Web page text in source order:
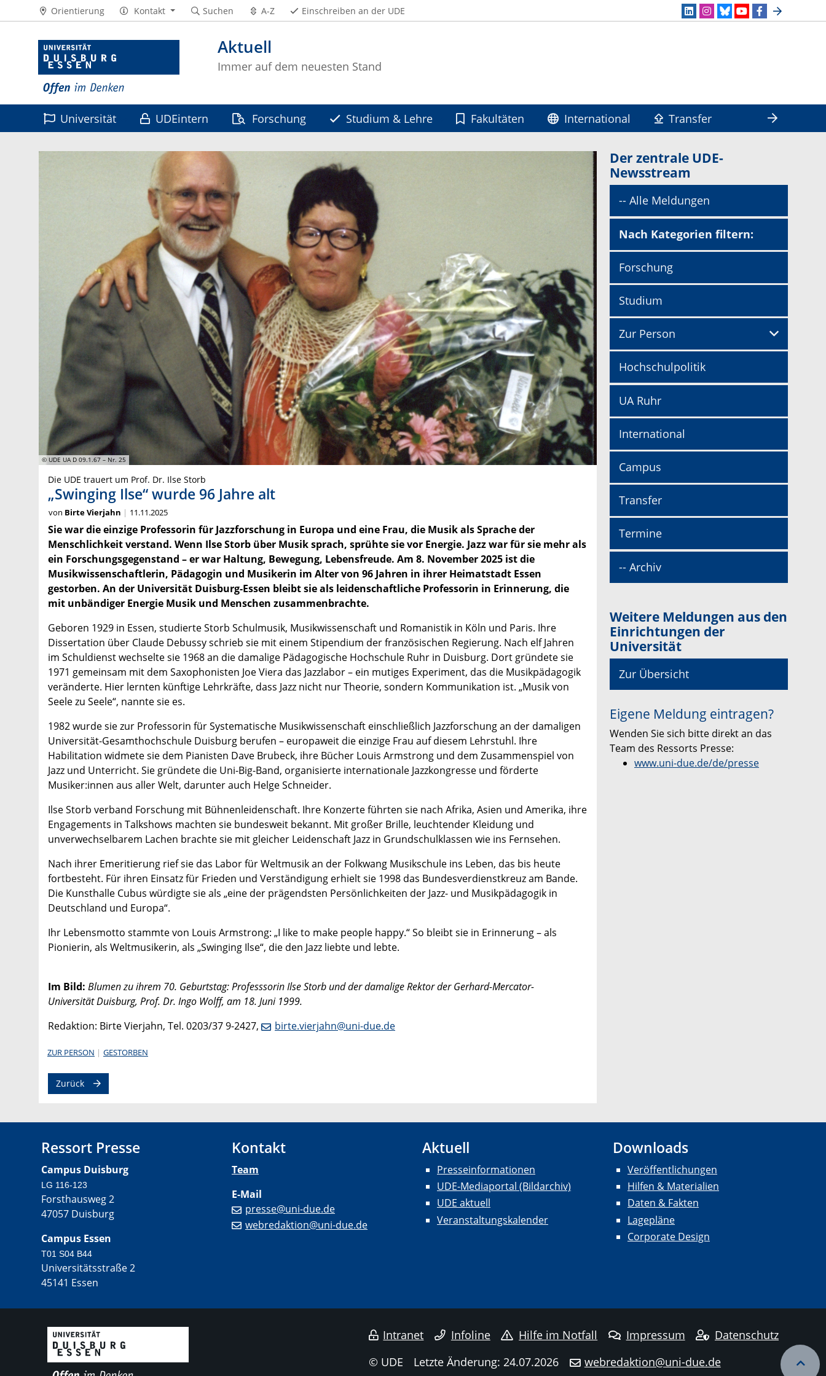
Aktuell
Immer auf dem neuesten Stand
Orientierung Kontakt Suchen A-Z Einschreiben an der UDE
Universität UDEintern Forschung Studium & Lehre Fakultäten International
Transfer
© UDE UA D 09.1.67 – Nr. 25
Die UDE trauert um Prof. Dr. Ilse Storb
„Swinging Ilse“ wurde 96 Jahre alt
von Birte Vierjahn 11.11.2025
Sie war die einzige Professorin für Jazzforschung in Europa und eine Frau, die Musik als Sprache der
Menschlichkeit verstand. Wenn Ilse Storb über Musik sprach, sprühte sie vor Energie. Jazz war für sie mehr als
ein Forschungsgegenstand – er war Haltung, Bewegung, Lebensfreude. Am 8. November 2025 ist die
Musikwissenschaftlerin, Pädagogin und Musikerin im Alter von 96 Jahren in ihrer Heimatstadt Essen
gestorben. An der Universität Duisburg-Essen bleibt sie als leidenschaftliche Professorin in Erinnerung, die
mit unbändiger Energie Musik und Menschen zusammenbrachte.
Geboren 1929 in Essen, studierte Storb Schulmusik, Musikwissenschaft und Romanistik in Köln und Paris. Ihre
Dissertation über Claude Debussy schrieb sie mit einem Stipendium der französischen Regierung. Nach elf Jahren
im Schuldienst wechselte sie 1968 an die damalige Pädagogische Hochschule Ruhr in Duisburg. Dort gründete sie
1971 gemeinsam mit dem Saxophonisten Joe Viera das Jazzlabor – ein mutiges Experiment, das die Musikpädagogik
veränderte. Hier lernten künftige Lehrkräfte, dass Jazz nicht nur Theorie, sondern Kommunikation ist. „Musik von
Seele zu Seele“, nannte sie es.
1982 wurde sie zur Professorin für Systematische Musikwissenschaft einschließlich Jazzforschung an der damaligen
Universität-Gesamthochschule Duisburg berufen – europaweit die einzige Frau auf diesem Lehrstuhl. Ihre
Habilitation widmete sie dem Pianisten Dave Brubeck, ihre Bücher Louis Armstrong und dem Zusammenspiel von
Jazz und Unterricht. Sie gründete die Uni-Big-Band, organisierte internationale Jazzkongresse und förderte
Musiker:innen aus aller Welt, darunter auch Helge Schneider.
Ilse Storb verband Forschung mit Bühnenleidenschaft. Ihre Konzerte führten sie nach Afrika, Asien und Amerika, ihre
Engagements in Talkshows machten sie bundesweit bekannt. Mit großer Brille, leuchtender Kleidung und
unverwechselbarem Lachen brachte sie mit gleicher Leidenschaft Jazz in Grundschulklassen wie ins Fernsehen.
Nach ihrer Emeritierung rief sie das Labor für Weltmusik an der Folkwang Musikschule ins Leben, das bis heute
fortbesteht. Für ihren Einsatz für Frieden und Verständigung erhielt sie 1998 das Bundesverdienstkreuz am Bande.
Die Kunsthalle Cubus würdigte sie als „eine der prägendsten Persönlichkeiten der Jazz- und Musikpädagogik in
Deutschland und Europa“.
Ihr Lebensmotto stammte von Louis Armstrong: „I like to make people happy.“ So bleibt sie in Erinnerung – als
Pionierin, als Weltmusikerin, als „Swinging Ilse“, die den Jazz liebte und lebte.
Im Bild: Blumen zu ihrem 70. Geburtstag: Professsorin Ilse Storb und der damalige Rektor der Gerhard-Mercator-
Universität Duisburg, Prof. Dr. Ingo Wolff, am 18. Juni 1999.
Redaktion: Birte Vierjahn, Tel. 0203/37 9-2427,
birte.vierjahn@uni-due.de
ZUR PERSON GESTORBEN
Zurück
Der zentrale UDE-
Newsstream
-- Alle Meldungen
Nach Kategorien filtern:
Forschung
Studium
Zur Person
Hochschulpolitik
UA Ruhr
International
Campus
Transfer
Termine
-- Archiv
Weitere Meldungen aus den
Einrichtungen der
Universität
Zur Übersicht
Eigene Meldung eintragen?
Wenden Sie sich bitte direkt an das
Team des Ressorts Presse:
www.uni-due.de/de/presse
Ressort Presse
Campus Duisburg
LG 116-123
Forsthausweg 2
47057 Duisburg
Campus Essen
T01 S04 B44
Universitätsstraße 2
45141 Essen
Kontakt
Team
E-Mail
presse@uni-due.de
webredaktion@uni-due.de
Aktuell
Presseinformationen
UDE-Mediaportal (Bildarchiv)
UDE aktuell
Veranstaltungskalender
Downloads
Veröffentlichungen
Hilfen & Materialien
Daten & Fakten
Lagepläne
Corporate Design
Intranet Infoline Hilfe im Notfall Impressum
Datenschutz
© UDE
Letzte Änderung: 24.07.2026 webredaktion@uni-due.de